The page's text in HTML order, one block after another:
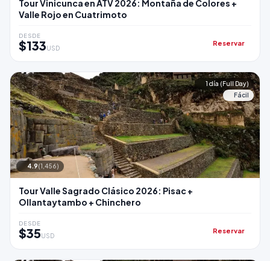
Tour Vinicunca en ATV 2026: Montaña de Colores +
Valle Rojo en Cuatrimoto
DESDE
$133USD
Reservar
1 día (Full Day)
Fácil
4.9(1,456)
Tour Valle Sagrado Clásico 2026: Pisac +
Ollantaytambo + Chinchero
DESDE
$35USD
Reservar